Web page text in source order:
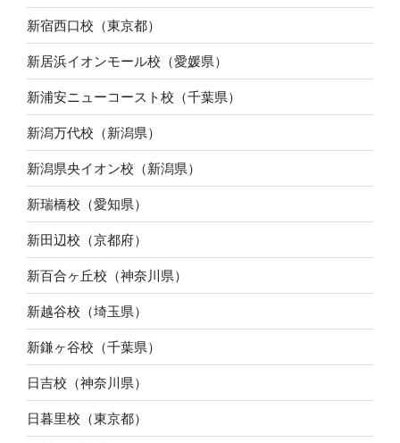
新宿西口校（東京都）
新居浜イオンモール校（愛媛県）
新浦安ニューコースト校（千葉県）
新潟万代校（新潟県）
新潟県央イオン校（新潟県）
新瑞橋校（愛知県）
新田辺校（京都府）
新百合ヶ丘校（神奈川県）
新越谷校（埼玉県）
新鎌ヶ谷校（千葉県）
日吉校（神奈川県）
日暮里校（東京都）